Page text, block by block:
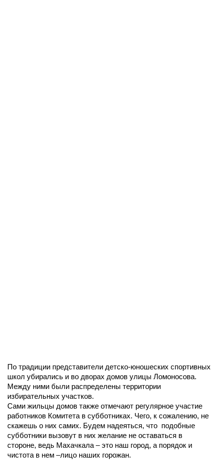
По традиции представители детско-юношеских спортивных
школ убирались и во дворах домов улицы Ломоносова.
Между ними были распределены территории
избирательных участков.
Сами жильцы домов также отмечают регулярное участие
работников Комитета в субботниках. Чего, к сожалению, не
скажешь о них самих. Будем надеяться, что подобные
субботники вызовут в них желание не оставаться в
стороне, ведь Махачкала – это наш город, а порядок и
чистота в нем –лицо наших горожан.